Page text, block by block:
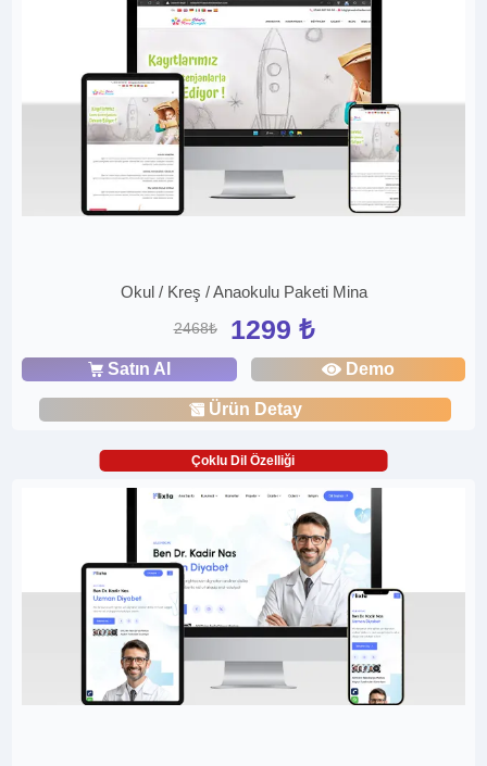
Okul / Kreş / Anaokulu Paketi Mina
2468₺ 1299 ₺
Satın Al Demo
Ürün Detay
Çoklu Dil Özelliği